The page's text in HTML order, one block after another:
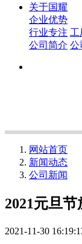
关于国耀
企业优势
行业专注 工
公司简介 公
网站首页
新闻动态
公司新闻
2021元旦
2021-11-30